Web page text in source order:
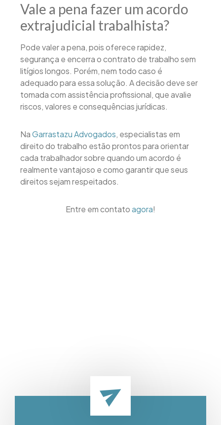
Vale a pena fazer um acordo
extrajudicial trabalhista?
Pode valer a pena, pois oferece rapidez,
segurança e encerra o contrato de trabalho sem
litígios longos. Porém, nem todo caso é
adequado para essa solução. A decisão deve ser
tomada com assistência profissional, que avalie
riscos, valores e consequências jurídicas.
NaGarrastazu Advogados, especialistas em
direito do trabalho estão prontos para orientar
cada trabalhador sobre quando um acordo é
realmente vantajoso e como garantir que seus
direitos sejam respeitados.
Entre em contatoagora!